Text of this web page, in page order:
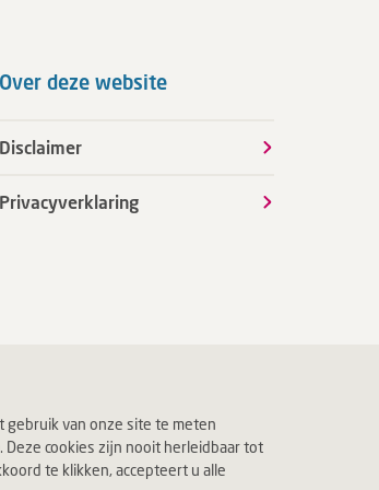
gebruik van onze site te meten
Deze cookies zijn nooit herleidbaar tot
te klikken, accepteert u alle
Over deze website
Disclaimer
Privacyverklaring